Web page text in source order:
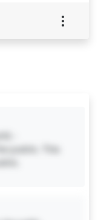
-
public. This